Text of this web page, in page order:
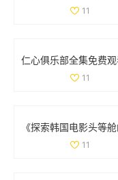
11
11
11